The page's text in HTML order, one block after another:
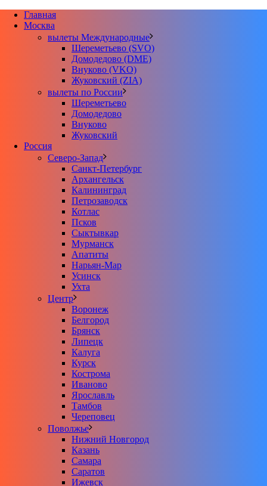
Главная
Москва
вылеты Международные
Шереметьево (SVO)
Домодедово (DME)
Внуково (VKO)
Жуковский (ZIA)
вылеты по России
Шереметьево
Домодедово
Внуково
Жуковский
Россия
Северо-Запад
Санкт-Петербург
Архангельск
Калининград
Петрозаводск
Котлас
Псков
Сыктывкар
Мурманск
Апатиты
Нарьян-Мар
Усинск
Ухта
Центр
Воронеж
Белгород
Брянск
Липецк
Калуга
Курск
Кострома
Иваново
Ярославль
Тамбов
Череповец
Поволжье
Нижний Новгород
Казань
Самара
Саратов
Ижевск